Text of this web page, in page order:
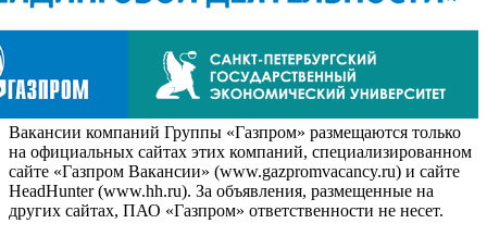
Вакансии компаний Группы «Газпром» размещаются только
на официальных сайтах этих компаний, специализированном
сайте «Газпром Вакансии» (www.gazpromvacancy.ru) и сайте
HeadHunter (www.hh.ru). За объявления, размещенные на
других сайтах, ПАО «Газпром» ответственности не несет.